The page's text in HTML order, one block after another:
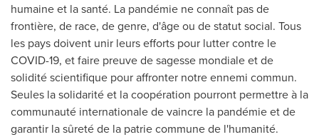
humaine et la santé. La pandémie ne connaît pas de
frontière, de race, de genre, d'âge ou de statut social. Tous
les pays doivent unir leurs efforts pour lutter contre le
COVID-19, et faire preuve de sagesse mondiale et de
solidité scientifique pour affronter notre ennemi commun.
Seules la solidarité et la coopération pourront permettre à la
communauté internationale de vaincre la pandémie et de
garantir la sûreté de la patrie commune de l'humanité.